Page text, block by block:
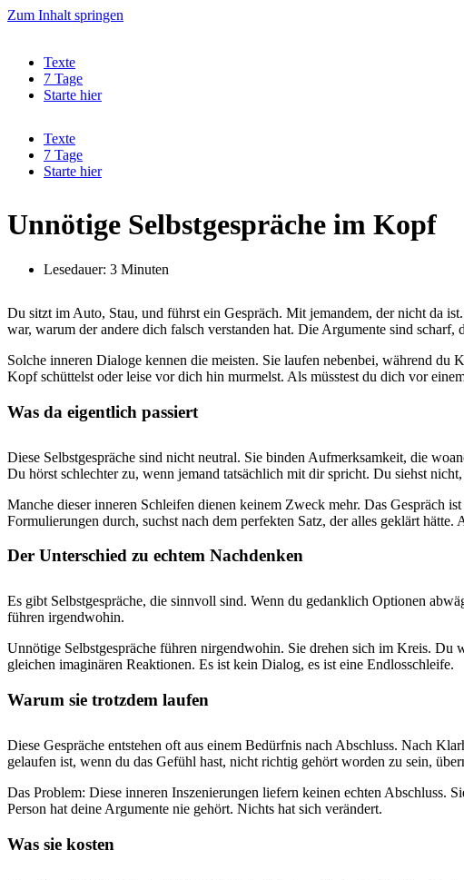
Zum Inhalt springen
Texte
7 Tage
Starte hier
Texte
7 Tage
Starte hier
Unnötige Selbstgespräche im Kopf
Lesedauer: 3 Minuten
Du sitzt im Auto, Stau, und führst ein Gespräch. Mit jemandem, der nicht da
war, warum der andere dich falsch verstanden hat. Die Argumente sind
Solche inneren Dialoge kennen die meisten. Sie laufen nebenbei, während
Kopf schüttelst oder leise vor dich hin murmelst. Als müsstest du dich vor
Was da eigentlich passiert
Diese Selbstgespräche sind nicht neutral. Sie binden Aufmerksamkeit, die
Du hörst schlechter zu, wenn jemand tatsächlich mit dir spricht. Du siehst
Manche dieser inneren Schleifen dienen keinem Zweck mehr. Das Gespräch
Formulierungen durch, suchst nach dem perfekten Satz, der alles geklärt
Der Unterschied zu echtem Nachdenken
Es gibt Selbstgespräche, die sinnvoll sind. Wenn du gedanklich Optionen
führen irgendwohin.
Unnötige Selbstgespräche führen nirgendwohin. Sie drehen sich im Kreis.
gleichen imaginären Reaktionen. Es ist kein Dialog, es ist eine Endlosschleife.
Warum sie trotzdem laufen
Diese Gespräche entstehen oft aus einem Bedürfnis nach Abschluss. Nach
gelaufen ist, wenn du das Gefühl hast, nicht richtig gehört worden zu sein,
Das Problem: Diese inneren Inszenierungen liefern keinen echten Abschluss.
Person hat deine Argumente nie gehört. Nichts hat sich verändert.
Was sie kosten